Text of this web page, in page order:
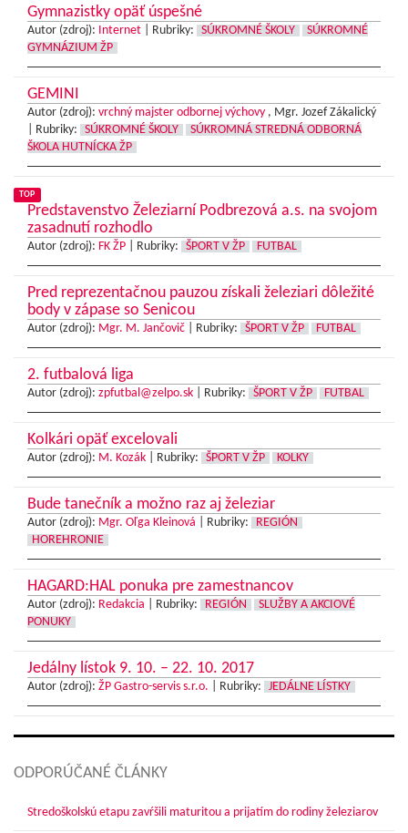
Gymnazistky opäť úspešné
Autor (zdroj): Internet Rubriky: SÚKROMNÉ ŠKOLY
SÚKROMNÉ
GYMNÁZIUM ŽP
GEMINI
Autor (zdroj): vrchný majster odbornej výchovy , Mgr. Jozef Zákalický
Rubriky: SÚKROMNÉ ŠKOLY
SÚKROMNÁ STREDNÁ ODBORNÁ
ŠKOLA HUTNÍCKA ŽP
TOP
Predstavenstvo Železiarní Podbrezová a.s. na svojom
zasadnutí rozhodlo
Autor (zdroj): FK ŽP Rubriky: ŠPORT V ŽP FUTBAL
Pred reprezentačnou pauzou získali železiari dôležité
body v zápase so Senicou
Autor (zdroj): Mgr. M. Jančovič Rubriky: ŠPORT V ŽP FUTBAL
2. futbalová liga
Autor (zdroj): zpfutbal@zelpo.sk Rubriky: ŠPORT V ŽP FUTBAL
Kolkári opäť excelovali
Autor (zdroj): M. Kozák Rubriky: ŠPORT V ŽP KOLKY
Bude tanečník a možno raz aj železiar
Autor (zdroj): Mgr. Oľga Kleinová Rubriky:
REGIÓN
HOREHRONIE
HAGARD:HAL ponuka pre zamestnancov
Autor (zdroj): Redakcia Rubriky: REGIÓN
SLUŽBY A AKCIOVÉ
PONUKY
Jedálny lístok 9. 10. – 22. 10. 2017
Autor (zdroj): ŽP Gastro-servis s.r.o. Rubriky: JEDÁLNE LÍSTKY
ODPORÚČANÉ ČLÁNKY
Stredoškolskú etapu zavŕšili maturitou a prijatím do rodiny železiarov